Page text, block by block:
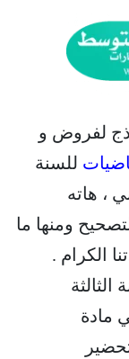
لفروض و
للسنة
، هاته
ومنها ما
الكرام .
مادة